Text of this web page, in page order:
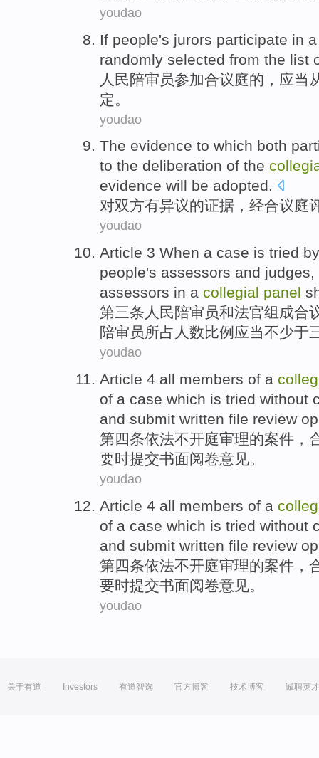
youdao
If people's jurors participate in a
randomly selected from the list
人民陪审员参加合议庭的， 应当
定。
youdao
The evidence to which both
to the deliberation of the
evidence will be adopted.
对双方有异议的证据 ，经合议庭
youdao
Article 3 When a case is tried
people's assessors and judges,
assessors in a collegial panel
第三条 人民陪审员和法官组成合
陪审员所占人数比例 应当不少于
youdao
Article 4 all members of a
of a case which is tried without
and submit written file review
第四条依法不开庭审理的案件 ，
要时提交书面阅卷意见。
youdao
Article 4 all members of a
of a case which is tried without
and submit written file review
第四条依法不开庭审理的案件 ，
要时提交书面阅卷意见。
youdao
关于有道 Investors 有道智选 官方博客 技术博客 诚聘英才